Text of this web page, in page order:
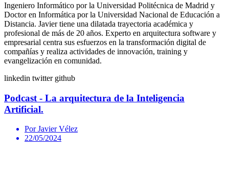
Ingeniero Informático por la Universidad Politécnica de Madrid y
Doctor en Informática por la Universidad Nacional de Educación a
Distancia. Javier tiene una dilatada trayectoria académica y
profesional de más de 20 años. Experto en arquitectura software y
empresarial centra sus esfuerzos en la transformación digital de
compañías y realiza actividades de innovación, training y
evangelización en comunidad.
linkedin twitter github
Podcast - La arquitectura de la Inteligencia
Artificial.
Por Javier Vélez
22/05/2024